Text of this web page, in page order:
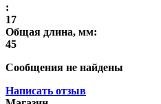
:
17
Общая длина, мм:
45
Сообщения не найдены
Написать отзыв